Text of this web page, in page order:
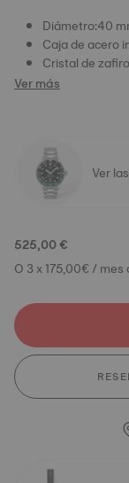
Diámetro:40
Caja de acero
Cristal de
Ver más
Ver
525,00 €
O 3 x 175,00€ / mes